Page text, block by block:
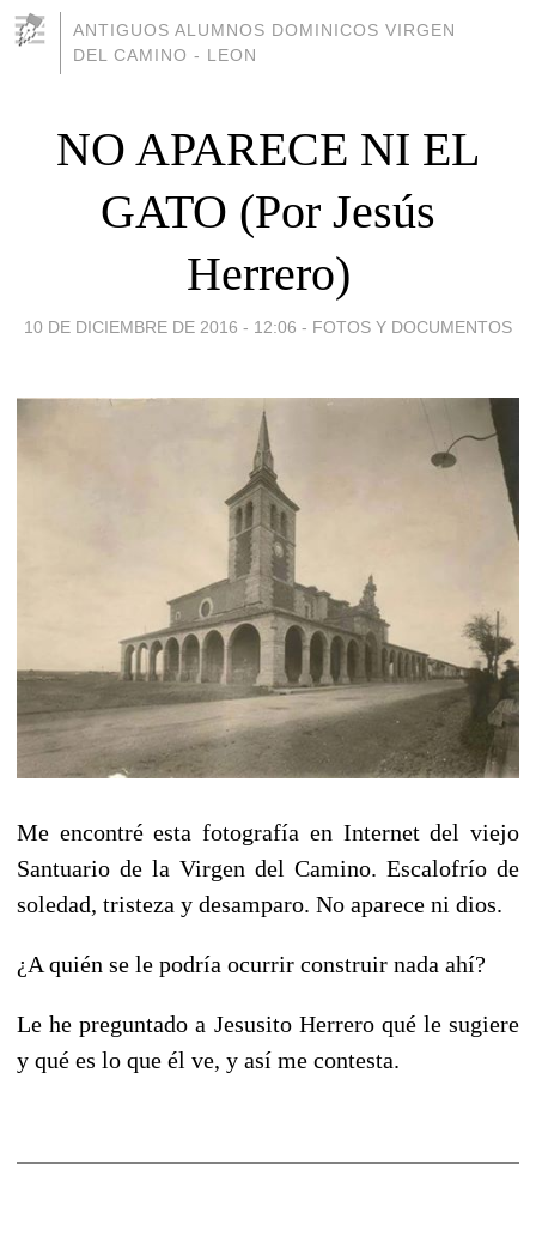
ANTIGUOS ALUMNOS DOMINICOS VIRGEN
DEL CAMINO - LEON
NO APARECE NI EL
GATO (Por Jesús
Herrero)
10 DE DICIEMBRE DE 2016 - 12:06 - FOTOS Y DOCUMENTOS
Me encontré esta fotografía en Internet del viejo
Santuario de la Virgen del Camino. Escalofrío de
soledad, tristeza y desamparo. No aparece ni dios.
¿A quién se le podría ocurrir construir nada ahí?
Le he preguntado a Jesusito Herrero qué le sugiere
y qué es lo que él ve, y así me contesta.